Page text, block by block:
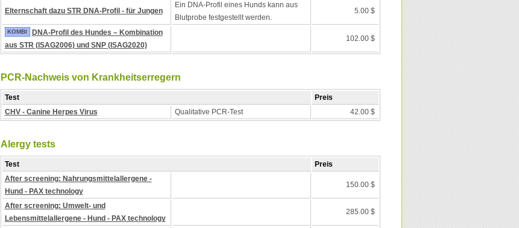
Elternschaft dazu STR DNA-Profil - für Jungen
Ein DNA-Profil eines Hunds kann aus
Blutprobe festgestellt werden.
5.00 $
KOMBI
DNA-Profil des Hundes – Kombination
aus STR (ISAG2006) und SNP (ISAG2020)
102.00 $
PCR-Nachweis von Krankheitserregern
Test
Preis
CHV - Canine Herpes Virus
Qualitative PCR-Test 42.00 $
Alergy tests
Test
Preis
After screening: Nahrungsmittelallergene -
Hund - PAX technology
150.00 $
After screening: Umwelt- und
Lebensmittelallergene - Hund - PAX technology
285.00 $